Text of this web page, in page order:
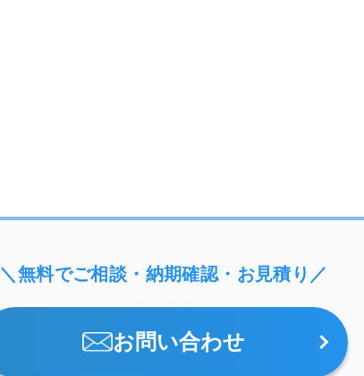
＼無料でご相談・納期確認・お見積り／
お問い合わせ